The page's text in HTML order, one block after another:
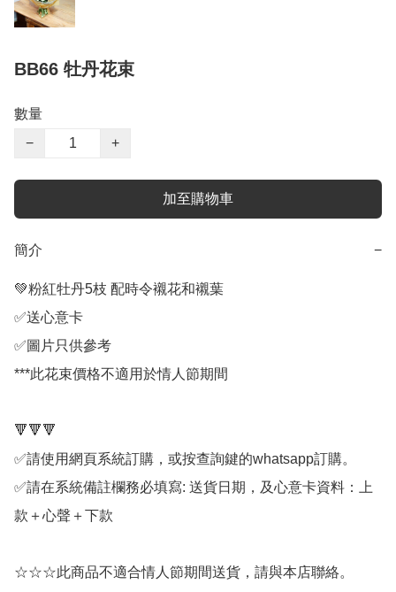
BB66 牡丹花束
數量
−
+
加至購物車
簡介 −
💚粉紅牡丹5枝 配時令襯花和襯葉
✅送心意卡
✅圖片只供參考
***此花束價格不適用於情人節期間
🔻🔻🔻
✅請使用網頁系統訂購，或按查詢鍵的whatsapp訂購。
✅請在系統備註欄務必填寫: 送貨日期，及心意卡資料：上
款＋心聲＋下款
☆☆☆此商品不適合情人節期間送貨，請與本店聯絡。